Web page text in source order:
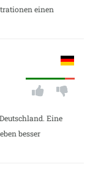
einen
Eine
besser